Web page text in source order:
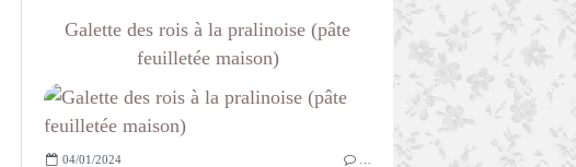
Galette des rois à la pralinoise (pâte
feuilletée maison)
04/01/2024